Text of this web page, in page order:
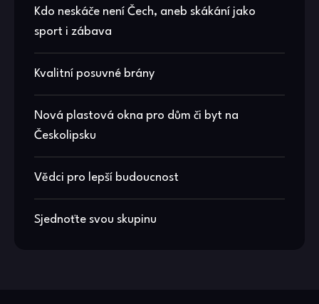
Kdo neskáče není Čech, aneb skákání jako
sport i zábava
Kvalitní posuvné brány
Nová plastová okna pro dům či byt na
Českolipsku
Vědci pro lepší budoucnost
Sjednoťte svou skupinu